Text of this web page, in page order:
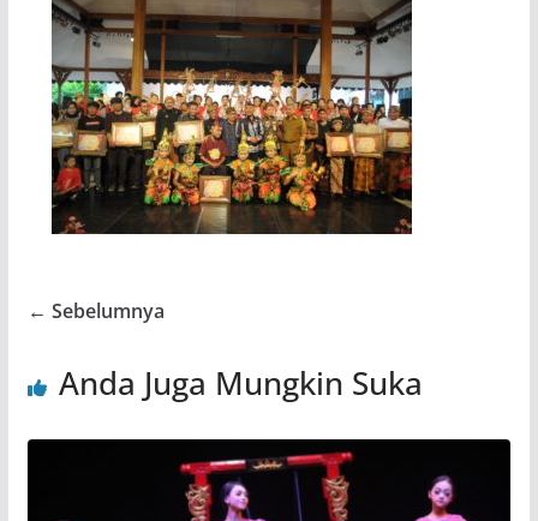
← Sebelumnya
Anda Juga Mungkin Suka